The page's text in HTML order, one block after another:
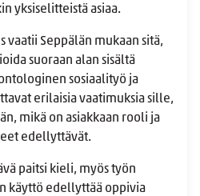
yksiselitteistä asiaa.
vaatii Seppälän mukaan sitä,
suoraan alan sisältä
sosiaalityö ja
erilaisia vaatimuksia sille,
mikä on asiakkaan rooli ja
edellyttävät.
paitsi kieli, myös työn
käyttö edellyttää oppivia